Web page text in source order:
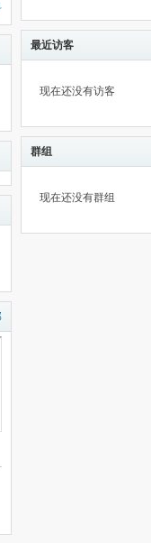
最近访客
现在还没有访客
群组
现在还没有群组